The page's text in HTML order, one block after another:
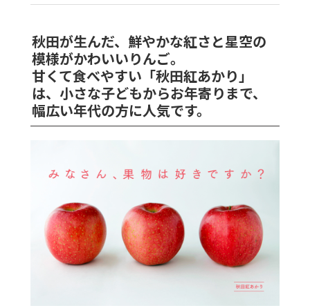
秋田が生んだ、鮮やかな紅さと星空の
模様がかわいいりんご。
甘くて食べやすい「秋田紅あかり」
は、小さな子どもからお年寄りまで、
幅広い年代の方に人気です。